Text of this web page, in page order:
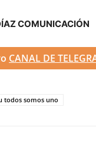
COMUNICACIÓN
CANAL DE
todos somos uno